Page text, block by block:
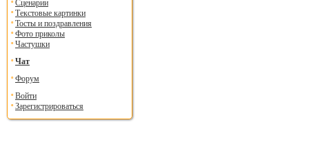
Сценарии
Текстовые картинки
Тосты и поздравления
Фото приколы
Частушки
Чат
Форум
Войти
Зарегистрироваться